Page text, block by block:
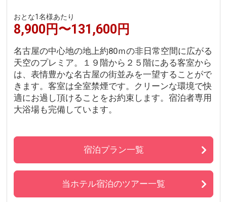
おとな1名様あたり
8,900円〜131,600円
名古屋の中心地の地上約80ｍの非日常空間に広がる
天空のプレミア。１９階から２５階にある客室から
は、表情豊かな名古屋の街並みを一望することがで
きます。客室は全室禁煙です。クリーンな環境で快
適にお過し頂けることをお約束します。宿泊者専用
大浴場も完備しています。
宿泊プラン一覧
当ホテル宿泊のツアー一覧